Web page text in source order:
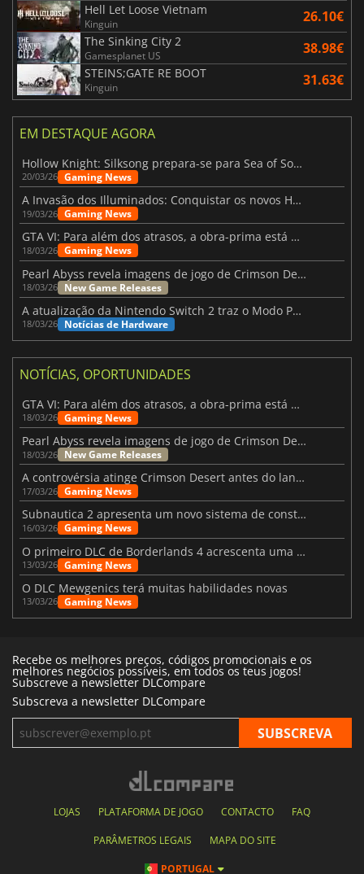
Hell Let Loose Vietnam
Kinguin 26.10€
The Sinking City 2
Gamesplanet US 38.98€
STEINS;GATE RE BOOT
Kinguin 31.63€
EM DESTAQUE AGORA
Hollow Knight: Silksong prepara-se para Sea of Sorrow com um patch
20/03/26 Gaming News
A Invasão dos Illuminados: Conquistar os novos Helldivers 2 Atualização!
19/03/26 Gaming News
GTA VI: Para além dos atrasos, a obra-prima está quase a chegar
18/03/26 Gaming News
Pearl Abyss revela imagens de jogo de Crimson Desert para a PS5
18/03/26 New Game Releases
A atualização da Nintendo Switch 2 traz o Modo Portátil aos jogos mais antigos da Switch
18/03/26 Notícias de Hardware
NOTÍCIAS, OPORTUNIDADES
GTA VI: Para além dos atrasos, a obra-prima está quase a chegar
18/03/26 Gaming News
Pearl Abyss revela imagens de jogo de Crimson Desert para a PS5
18/03/26 New Game Releases
A controvérsia atinge Crimson Desert antes do lançamento
17/03/26 Gaming News
Subnautica 2 apresenta um novo sistema de construção de bases
16/03/26 Gaming News
O primeiro DLC de Borderlands 4 acrescenta uma nova personagem e muito mais
13/03/26 Gaming News
O DLC Mewgenics terá muitas habilidades novas
13/03/26 Gaming News
Recebe os melhores preços, códigos promocionais e os
melhores negócios possíveis, em todos os teus jogos!
Subscreve a newsletter DLCompare
Subscreva a newsletter DLCompare
LOJAS PLATAFORMA DE JOGO CONTACTO FAQ
PARÂMETROS LEGAIS MAPA DO SITE
PORTUGAL